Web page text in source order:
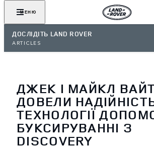
МЕНЮ
ДОСЛІДІТЬ LAND ROVER
ARTICLES
ДЖЕК І МАЙКЛ
ДОВЕЛИ
ТЕХНОЛОГІЇ
БУКСИРУВАННІ З
DISCOVERY